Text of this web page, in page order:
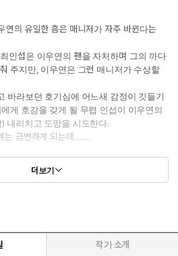
연의 유일한 흠은 매니저가 자주 바뀐다는
인섭은 이우연의 팬을 자처하며 그의 까다
주지만, 이우연은 그런 매니저가 수상할
바라보던 호기심에 어느새 감정이 깃들기
게 호감을 갖게 될 무렵 인섭이 이우연의
내리치고 도망을 시도한다.
는 급변하게 되는데…….
건과 지명, 인명은 모두 허구입니다.
더보기
작가 소개